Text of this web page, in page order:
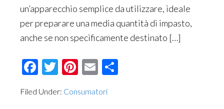
un’apparecchio semplice da utilizzare, ideale
per preparare una media quantità di impasto,
anche se non specificamente destinato […]
Facebook
Twitter
Pinterest
Email
Filed Under: Consumatori